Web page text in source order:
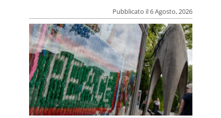
Pubblicato il 6 Agosto, 2026